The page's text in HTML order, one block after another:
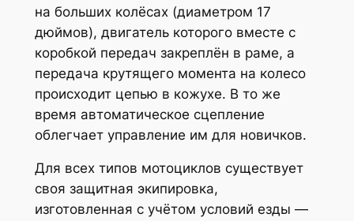
на больших колёсах (диаметром 17
дюймов), двигатель которого вместе с
коробкой передач закреплён в раме, а
передача крутящего момента на колесо
происходит цепью в кожухе. В то же
время автоматическое сцепление
облегчает управление им для новичков.
Для всех типов мотоциклов существует
своя защитная экипировка,
изготовленная с учётом условий езды —